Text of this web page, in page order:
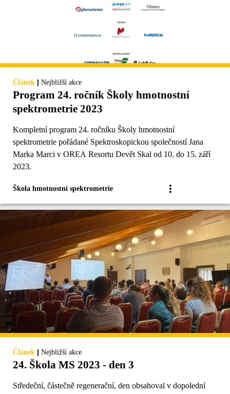
Článek | Nejbližší akce
Program 24. ročník Školy hmotnostní
spektrometrie 2023
Kompletní program 24. ročníku Školy hmotnostní
spektrometrie pořádané Spektroskopickou společností Jana
Marka Marci v OREA Resortu Devět Skal od 10. do 15. září
2023.
Škola hmotnostní spektrometrie
Článek | Nejbližší akce
24. Škola MS 2023 - den 3
Středeční, částečně regenerační, den obsahoval v dopolední